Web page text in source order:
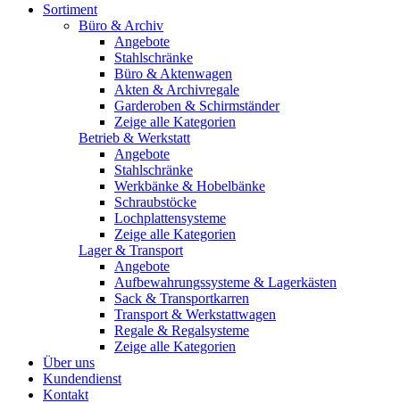
Sortiment
Büro & Archiv
Angebote
Stahlschränke
Büro & Aktenwagen
Akten & Archivregale
Garderoben & Schirmständer
Zeige alle Kategorien
Betrieb & Werkstatt
Angebote
Stahlschränke
Werkbänke & Hobelbänke
Schraubstöcke
Lochplattensysteme
Zeige alle Kategorien
Lager & Transport
Angebote
Aufbewahrungssysteme & Lagerkästen
Sack & Transportkarren
Transport & Werkstattwagen
Regale & Regalsysteme
Zeige alle Kategorien
Über uns
Kundendienst
Kontakt